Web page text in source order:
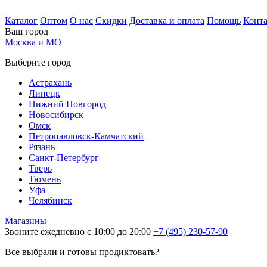
Каталог Оптом О нас Скидки Доставка и оплата Помощь
Ваш город
Москва и МО
Выберите город
Астрахань
Липецк
Нижний Новгород
Новосибирск
Омск
Петропавловск-Камчатский
Рязань
Санкт-Петербург
Тверь
Тюмень
Уфа
Челябинск
Магазины
Звоните ежедневно с 10:00 до 20:00 +7 (495) 230-57-90
Все выбрали и готовы продиктовать?